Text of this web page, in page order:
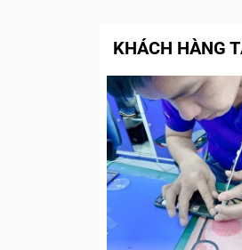
Các phím trên
mỏng, siêu nhẹ cho
Tuy nhiên, trong
khiến người dùng
các dấu hiệu sau
Lỗi bàn phím
laptop bị hiện
KHÁCH HÀNG